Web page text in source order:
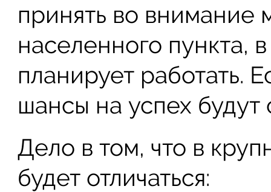
принять во внимание
населенного пункта,
планирует работать.
шансы на успех
Дело в том, что в
будет отличаться: